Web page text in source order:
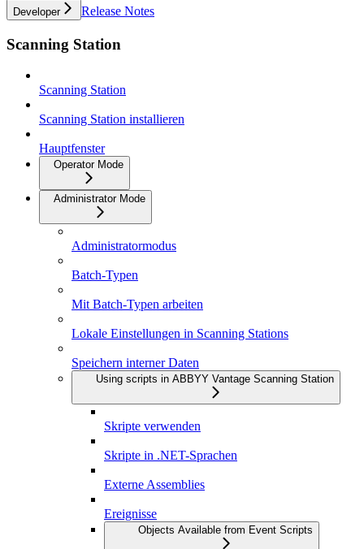
Developer Release Notes
Scanning Station
Scanning Station
Scanning Station installieren
Hauptfenster
Operator Mode
Administrator Mode
Administratormodus
Batch-Typen
Mit Batch-Typen arbeiten
Lokale Einstellungen in Scanning Stations
Speichern interner Daten
Using scripts in ABBYY Vantage Scanning Station
Skripte verwenden
Skripte in .NET-Sprachen
Externe Assemblies
Ereignisse
Objects Available from Event Scripts